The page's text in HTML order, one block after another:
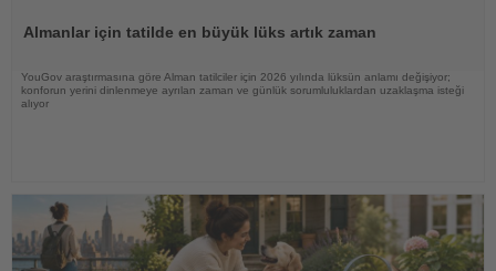
Almanlar için tatilde en büyük lüks artık zaman
YouGov araştırmasına göre Alman tatilciler için 2026 yılında lüksün anlamı değişiyor;
konforun yerini dinlenmeye ayrılan zaman ve günlük sorumluluklardan uzaklaşma isteği
alıyor